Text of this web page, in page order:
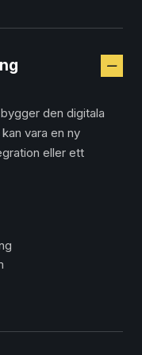
den digitala
vara en ny
eller ett